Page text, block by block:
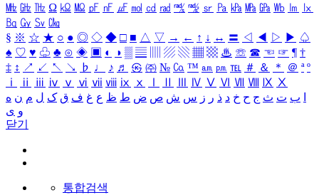
㎒ ㎓ ㎔ Ω ㏀ ㏁ ㎊ ㎋ ㎌ ㏖ ㏅ ㎭ ㎮ ㎯ ㏛ ㎩ ㎪ ㎫ ㎬ ㏝ ㏐
㏓
㏃ ㏉ ㏜ ㏆
§ ※ ☆ ★ ○ ● ◎ ◇ ◆ □ ■ △ ▽ → ← ↑ ↓ ↔ 〓 ◁ ◀ ▷ ▶ ♤
♠ ♡ ♥ ♧ ♣ ⊙ ◈ ▣ ◐ ◑ ▒ ▤ ▨ ▧ ▦ ▩ ♨ ☏ ☎ ☜ ☞ ¶ †
‡ ↕ ↗ ↙ ↖ ↘ ♭ ♩ ♪ ♬ ㉿ ㈜ № ㏇ ™ ㏂ ㏘ ℡ ＃ ＆ ＊ ＠ ª º
ⅰ
ⅱ ⅲ ⅳ ⅴ ⅵ ⅶ ⅷ ⅸ ⅹ Ⅳ Ⅴ Ⅵ Ⅶ Ⅷ Ⅸ Ⅹ
ب ت ث ج ح خ د ذ ر ز س ش ص ض ط ظ ع غ ف ق ک ل م ن ه
و ی
닫기
통합검색